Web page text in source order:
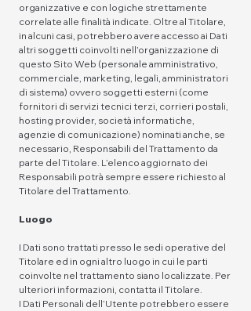
organizzative e con logiche strettamente
correlate alle finalità indicate. Oltre al Titolare,
in alcuni casi, potrebbero avere accesso ai Dati
altri soggetti coinvolti nell’organizzazione di
questo Sito Web (personale amministrativo,
commerciale, marketing, legali, amministratori
di sistema) ovvero soggetti esterni (come
fornitori di servizi tecnici terzi, corrieri postali,
hosting provider, società informatiche,
agenzie di comunicazione) nominati anche, se
necessario, Responsabili del Trattamento da
parte del Titolare. L’elenco aggiornato dei
Responsabili potrà sempre essere richiesto al
Titolare del Trattamento.
Luogo
I Dati sono trattati presso le sedi operative del
Titolare ed in ogni altro luogo in cui le parti
coinvolte nel trattamento siano localizzate. Per
ulteriori informazioni, contatta il Titolare.
I Dati Personali dell’Utente potrebbero essere